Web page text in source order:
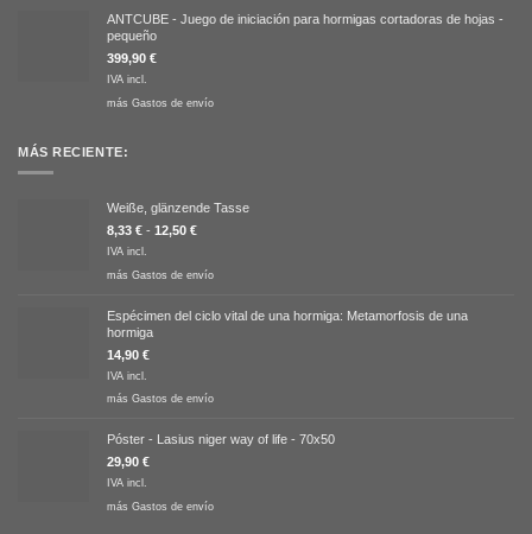
ANTCUBE - Juego de iniciación para hormigas cortadoras de hojas -
pequeño
399,90 €
IVA incl.
más Gastos de envío
MÁS RECIENTE:
Weiße, glänzende Tasse
8,33 € - 12,50 €
IVA incl.
más Gastos de envío
Espécimen del ciclo vital de una hormiga: Metamorfosis de una
hormiga
14,90 €
IVA incl.
más Gastos de envío
Póster - Lasius niger way of life - 70x50
29,90 €
IVA incl.
más Gastos de envío